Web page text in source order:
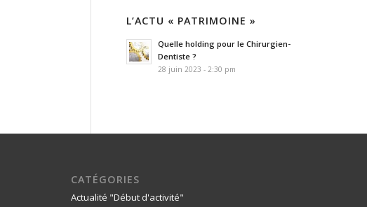
L’ACTU « PATRIMOINE »
Quelle holding pour le Chirurgien-
Dentiste ?
28 juin 2023 - 2:30 pm
CATÉGORIES
Actualité "Début d'activité"